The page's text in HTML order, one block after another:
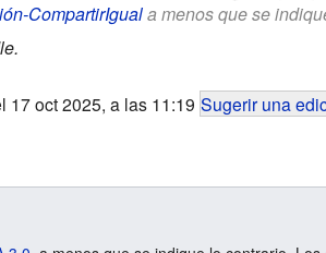
CompartirIguala menos que se
17 oct 2025, a las 11:19 Sugerir una